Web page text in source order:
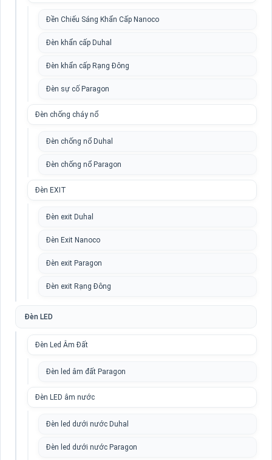
Đền Chiếu Sáng Khẩn Cấp Nanoco
Đèn khẩn cấp Duhal
Đèn khẩn cấp Rạng Đông
Đèn sự cố Paragon
Đèn chống cháy nổ
Đèn chống nổ Duhal
Đèn chống nổ Paragon
Đèn EXIT
Đèn exit Duhal
Đèn Exit Nanoco
Đèn exit Paragon
Đèn exit Rạng Đông
Đèn LED
Đèn Led Âm Đất
Đèn led âm đất Paragon
Đèn LED âm nước
Đèn led dưới nước Duhal
Đèn led dưới nước Paragon